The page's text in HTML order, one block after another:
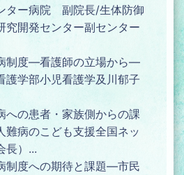
ター病院 副院長/生体防御
究開発センター副センター
制度―看護師の立場から―
護学部小児看護学及川郁子
への患者・家族側からの課
難病のこども支援全国ネッ
長）...
制度への期待と課題―市民